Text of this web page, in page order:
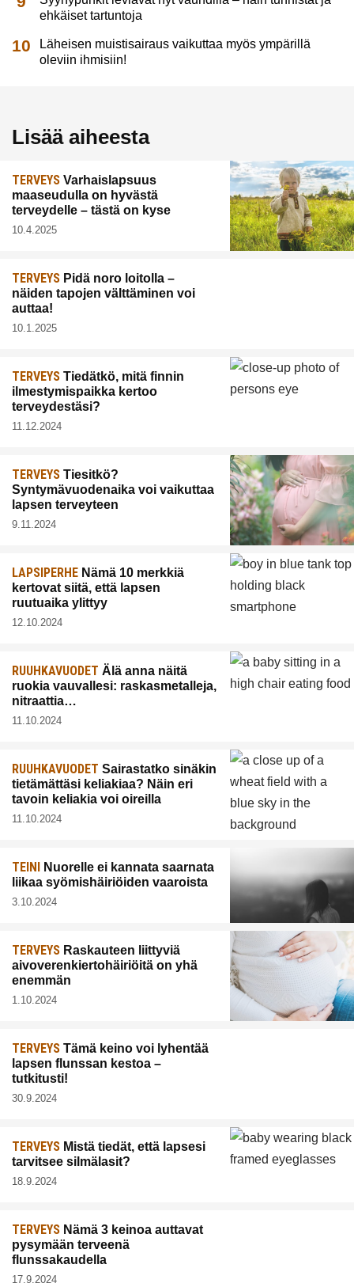
ehkäiset tartuntoja
Läheisen muistisairaus vaikuttaa myös ympärillä
oleviin ihmisiin!
Lisää aiheesta
TERVEYS Varhaislapsuus
maaseudulla on hyvästä
terveydelle – tästä on kyse
10.4.2025
TERVEYS Pidä noro loitolla –
näiden tapojen välttäminen voi
auttaa!
10.1.2025
TERVEYS Tiedätkö, mitä finnin
ilmestymispaikka kertoo
terveydestäsi?
11.12.2024
TERVEYS Tiesitkö?
Syntymävuodenaika voi vaikuttaa
lapsen terveyteen
9.11.2024
LAPSIPERHE Nämä 10 merkkiä
kertovat siitä, että lapsen
ruutuaika ylittyy
12.10.2024
RUUHKAVUODET Älä anna näitä
ruokia vauvallesi: raskasmetalleja,
nitraattia…
11.10.2024
RUUHKAVUODET Sairastatko sinäkin
tietämättäsi keliakiaa? Näin eri
tavoin keliakia voi oireilla
11.10.2024
TEINI
Nuorelle ei kannata saarnata
liikaa syömishäiriöiden vaaroista
3.10.2024
TERVEYS Raskauteen liittyviä
aivoverenkiertohäiriöitä on yhä
enemmän
1.10.2024
TERVEYS Tämä keino voi lyhentää
lapsen flunssan kestoa –
tutkitusti!
30.9.2024
TERVEYS Mistä tiedät, että lapsesi
tarvitsee silmälasit?
18.9.2024
TERVEYS Nämä 3 keinoa auttavat
pysymään terveenä
flunssakaudella
17.9.2024